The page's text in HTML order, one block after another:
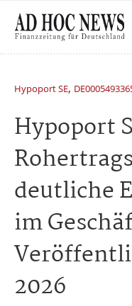
Hypoport SE,
Hypoport
deutliche
im
2026